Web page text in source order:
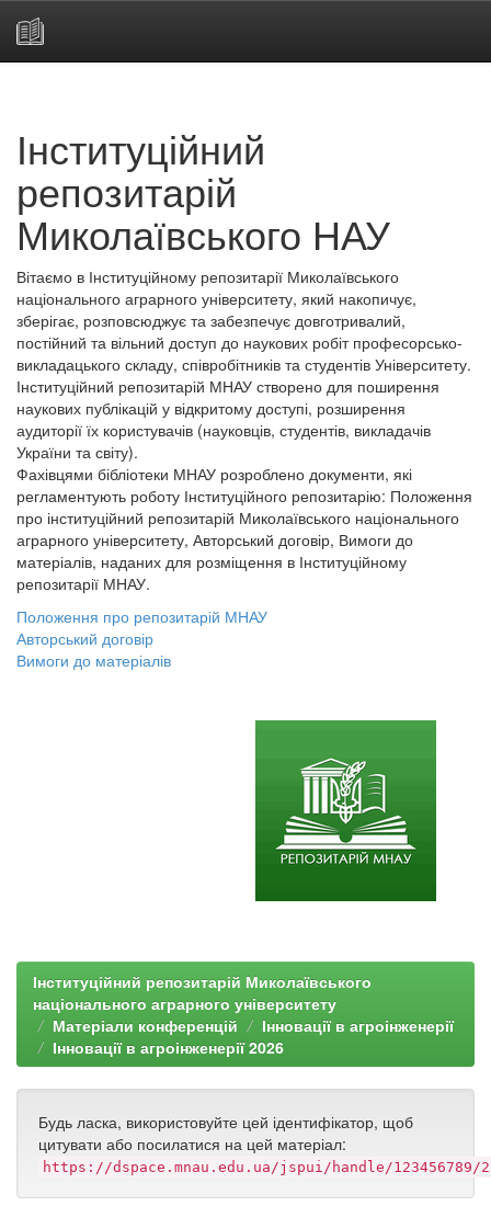
Інституційний
репозитарій
Миколаївського НАУ
Вітаємо в Інституційному репозитарії Миколаївського
національного аграрного університету, який накопичує,
зберігає, розповсюджує та забезпечує довготривалий,
постійний та вільний доступ до наукових робіт професорсько-
викладацького складу, співробітників та студентів Університету.
Інституційний репозитарій МНАУ створено для поширення
наукових публікацій у відкритому доступі, розширення
аудиторії їх користувачів (науковців, студентів, викладачів
України та світу).
Фахівцями бібліотеки МНАУ розроблено документи, які
регламентують роботу Інституційного репозитарію: Положення
про інституційний репозитарій Миколаївського національного
аграрного університету, Авторський договір, Вимоги до
матеріалів, наданих для розміщення в Інституційному
репозитарії МНАУ.
Положення про репозитарій МНАУ
Авторський договір
Вимоги до матеріалів
Інституційний репозитарій Миколаївського
національного аграрного університету
Матеріали конференцій
Інновації в агроінженерії
Інновації в агроінженерії 2026
Будь ласка, використовуйте цей ідентифікатор, щоб
цитувати або посилатися на цей матеріал:
https://dspace.mnau.edu.ua/jspui/handle/123456789/